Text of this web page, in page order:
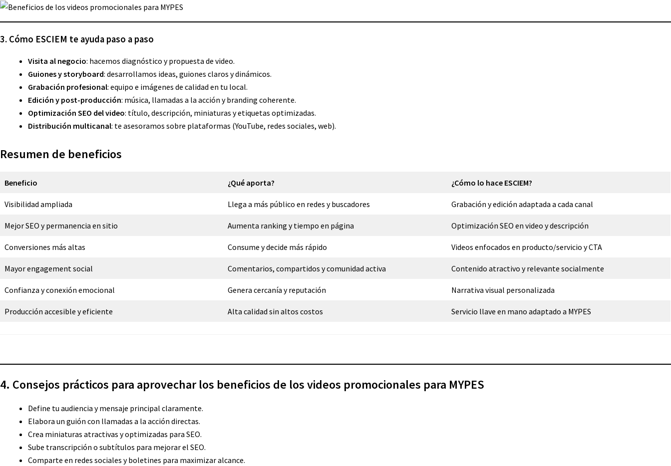
3. Cómo ESCIEM te ayuda paso a paso
Visita al negocio: hacemos diagnóstico y propuesta de video.
Guiones y storyboard: desarrollamos ideas, guiones claros y dinámicos.
Grabación profesional: equipo e imágenes de calidad en tu local.
Edición y post-producción: música, llamadas a la acción y branding coherente.
Optimización SEO del video: título, descripción, miniaturas y etiquetas optimizadas.
Distribución multicanal: te asesoramos sobre plataformas (YouTube, redes sociales, web).
Resumen de beneficios
Beneficio ¿Qué aporta? ¿Cómo lo hace ESCIEM?
Visibilidad ampliada Llega a más público en redes y buscadores Grabación y edición adaptada a cada canal
Mejor SEO y permanencia en sitio Aumenta ranking y tiempo en página Optimización SEO en video y descripción
Conversiones más altas Consume y decide más rápido Videos enfocados en producto/servicio y CTA
Mayor engagement social Comentarios, compartidos y comunidad activa Contenido atractivo y relevante socialmente
Confianza y conexión emocional Genera cercanía y reputación Narrativa visual personalizada
Producción accesible y eficiente Alta calidad sin altos costos Servicio llave en mano adaptado a MYPES
4. Consejos prácticos para aprovechar los beneficios de los videos promocionales para MYPES
Define tu audiencia y mensaje principal claramente.
Elabora un guión con llamadas a la acción directas.
Crea miniaturas atractivas y optimizadas para SEO.
Sube transcripción o subtítulos para mejorar el SEO.
Comparte en redes sociales y boletines para maximizar alcance.